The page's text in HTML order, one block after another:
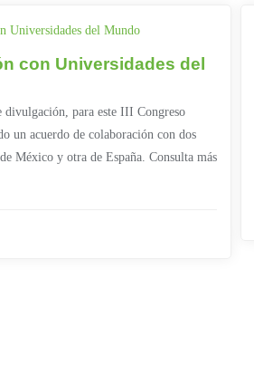
con Universidades del
divulgación, para este III Congreso
un acuerdo de colaboración con dos
México y otra de España. Consulta más